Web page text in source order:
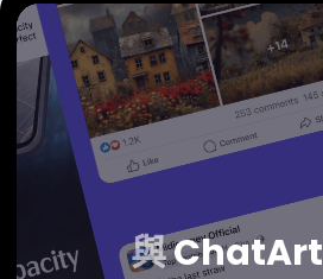
與ChatArt